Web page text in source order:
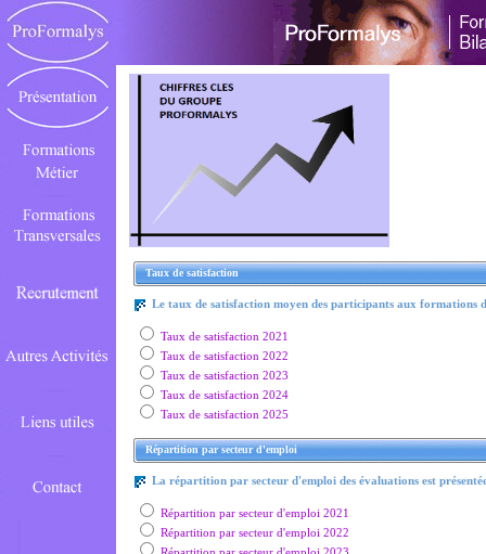
Taux de satisfaction
Le taux de satisfaction moyen des participants aux formations
Taux de satisfaction 2021
Taux de satisfaction 2022
Taux de satisfaction 2023
Taux de satisfaction 2024
Taux de satisfaction 2025
Répartition par secteur d'emploi
La répartition par secteur d'emploi des évaluations est
Répartition par secteur d'emploi 2021
Répartition par secteur d'emploi 2022